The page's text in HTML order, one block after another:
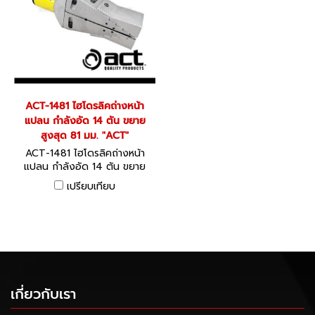
ACT-1481 ไฮโดรลิคถ่างหน้า
แปลน กำลังอัด 14 ตัน ขยาย
สูงสุด 81 มม. "ACT"
ACT-1481 ไฮโดรลิคถ่างหน้า
แปลน กำลังอัด 14 ตัน ขยาย
สูงสุด 81 มม. "ACT"
เปรียบเทียบ
เกี่ยวกับเรา